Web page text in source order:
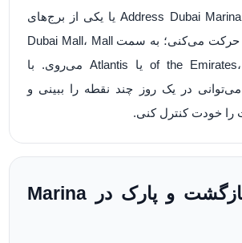
ساعت ۹ صبح از Address Dubai Marina یا یکی از برج‌های
کنار Marina Walk حرکت می‌کنی؛ به سمت Dubai Mall، Mall
of the Emirates، Palm Jumeirah یا Atlantis می‌روی. با
در یک روز چند نقطه را ببینی و
خودت کنترل کنی.
بعدازظهر؛ بازگشت و پارک در Marina